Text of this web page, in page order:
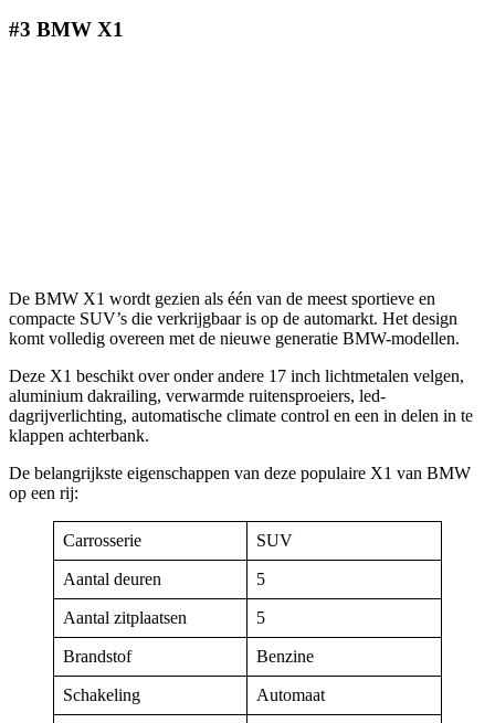
#3 BMW X1
De BMW X1 wordt gezien als één van de meest sportieve en
compacte SUV’s die verkrijgbaar is op de automarkt. Het design
komt volledig overeen met de nieuwe generatie BMW-modellen.
Deze X1 beschikt over onder andere 17 inch lichtmetalen velgen,
aluminium dakrailing, verwarmde ruitensproeiers, led-
dagrijverlichting, automatische climate control en een in delen in te
klappen achterbank.
De belangrijkste eigenschappen van deze populaire X1 van BMW
op een rij:
Carrosserie SUV
Aantal deuren 5
Aantal zitplaatsen 5
Brandstof Benzine
Schakeling Automaat